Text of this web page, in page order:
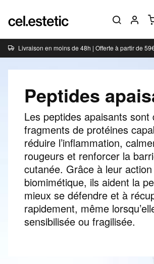
Livraison en moins de 48h | Offerte à partir de
Peptides
Les peptides apaisants sont
fragments de protéines
réduire l’inflammation,
rougeurs et renforcer la
cutanée. Grâce à leur action
biomimétique, ils aident la
mieux se défendre et à
rapidement, même
sensibilisée ou fragilisée.